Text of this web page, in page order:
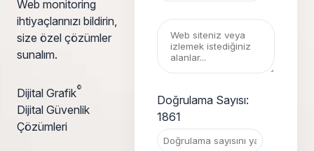
Web monitoring
ihtiyaçlarınızı bildirin,
size özel çözümler
sunalım.
Dijital Grafik©
Dijital Güvenlik
Çözümleri
Doğrulama Sayısı:
1861